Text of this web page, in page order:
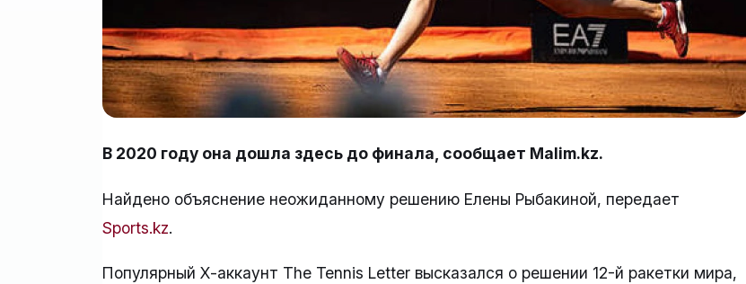
В 2020 году она дошла здесь до финала, сообщает Malim.kz.
Найдено объяснение неожиданному решению Елены Рыбакиной, передает
Sports.kz.
Популярный Х-аккаунт The Tennis Letter высказался о решении 12-й ракетки мира,